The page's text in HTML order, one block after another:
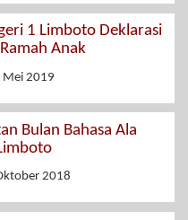
1 Limboto Deklarasi
Anak
Mei 2019
Bulan Bahasa Ala
2018